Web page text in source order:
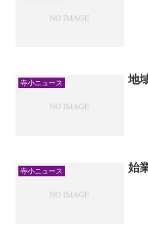
寺小ニュース 地
寺小ニュース 始